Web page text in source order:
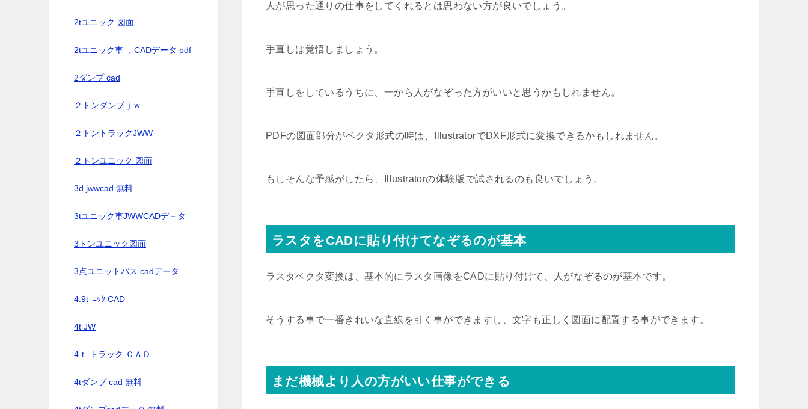
人が思った通りの仕事をしてくれるとは思わない方が良いでしょう。
手直しは覚悟しましょう。
手直しをしているうちに、一から人がなぞった方がいいと思うかもしれません。
PDFの図面部分がベクタ形式の時は、IllustratorでDXF形式に変換できるかもしれません。
もしそんな予感がしたら、Illustratorの体験版で試されるのも良いでしょう。
ラスタをCADに貼り付けてなぞるのが基本
ラスタベクタ変換は、基本的にラスタ画像をCADに貼り付けて、人がなぞるのが基本です。
そうする事で一番きれいな直線を引く事ができますし、文字も正しく図面に配置する事ができます。
まだ機械より人の方がいい仕事ができる
2tユニック 図面
2tユニック車 ，CADデータ pdf
2ダンプ cad
２トンダンプｊｗ
２トントラックJWW
２トンユニック 図面
3d jwwcad 無料
3tユニック車JWWCADデ－タ
3トンユニック図面
3点ユニットバス cadデータ
4.9tﾕﾆｯｸ CAD
4t JW
4ｔ トラック ＣＡＤ
4tダンプ cad 無料